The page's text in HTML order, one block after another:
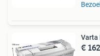
Varta
€